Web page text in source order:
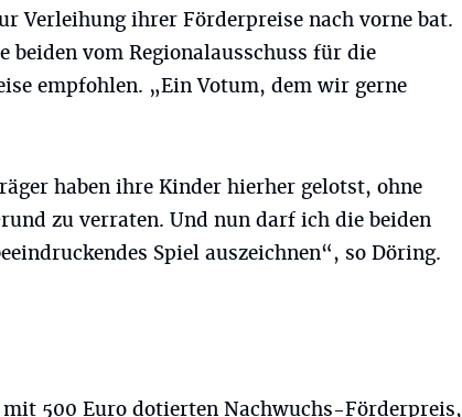
Verleihung ihrer Förderpreise nach vorne bat.
beiden vom Regionalausschuss für die
empfohlen. „Ein Votum, dem wir gerne
haben ihre Kinder hierher gelotst, ohne
zu verraten. Und nun darf ich die beiden
Spiel auszeichnen“, so Döring.
500 Euro dotierten Nachwuchs-Förderpreis,